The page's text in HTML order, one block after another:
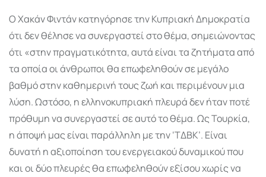
Ο Χακάν Φιντάν κατηγόρησε την Κυπριακή Δημοκρατία
ότι δεν θέλησε να συνεργαστεί στο θέμα, σημειώνοντας
ότι «στην πραγματικότητα, αυτά είναι τα ζητήματα από
τα οποία οι άνθρωποι θα επωφεληθούν σε μεγάλο
βαθμό στην καθημερινή τους ζωή και περιμένουν μια
λύση. Ωστόσο, η ελληνοκυπριακή πλευρά δεν ήταν ποτέ
πρόθυμη να συνεργαστεί σε αυτό το θέμα. Ως Τουρκία,
η άποψή μας είναι παράλληλη με την ‘ΤΔΒΚ’. Είναι
δυνατή η αξιοποίηση του ενεργειακού δυναμικού που
και οι δύο πλευρές θα επωφεληθούν εξίσου χωρίς να